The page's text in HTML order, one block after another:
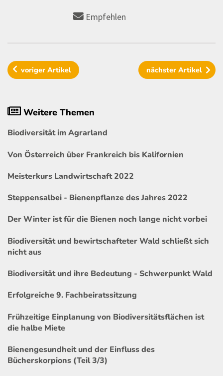
Empfehlen
vorigerArtikel nächster Artikel
Weitere Themen
Biodiversität im Agrarland
Von Österreich über Frankreich bis Kalifornien
Meisterkurs Landwirtschaft 2022
Steppensalbei - Bienenpflanze des Jahres 2022
Der Winter ist für die Bienen noch lange nicht vorbei
Biodiversität und bewirtschafteter Wald schließt sich
nicht aus
Biodiversität und ihre Bedeutung - Schwerpunkt Wald
Erfolgreiche 9. Fachbeiratssitzung
Frühzeitige Einplanung von Biodiversitätsflächen ist
die halbe Miete
Bienengesundheit und der Einfluss des
Bücherskorpions (Teil 3/3)